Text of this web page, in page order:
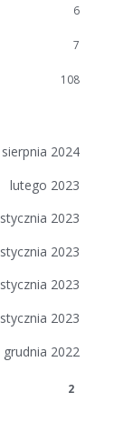
6
7
108
sierpnia 2024
lutego 2023
stycznia 2023
stycznia 2023
stycznia 2023
stycznia 2023
grudnia 2022
2